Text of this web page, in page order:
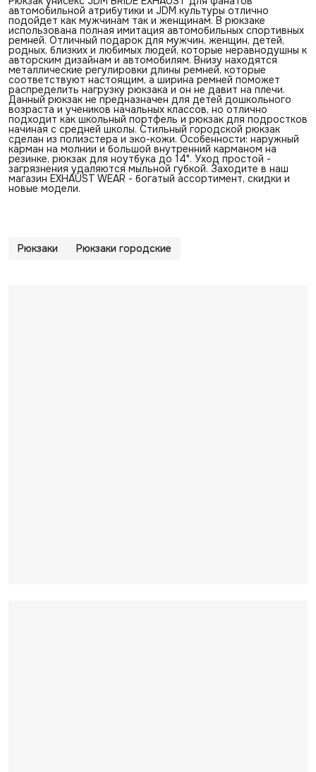
автомобильной атрибутики и JDM культуры отлично
подойдет как мужчинам так и женщинам. В рюкзаке
использована полная имитация автомобильных спортивных
ремней. Отличный подарок для мужчин, женщин, детей,
родных, близких и любимых людей, которые неравнодушны к
авторским дизайнам и автомобилям. Внизу находятся
металлические регулировки длины ремней, которые
соответствуют настоящим, а ширина ремней поможет
распределить нагрузку рюкзака и он не давит на плечи.
Данный рюкзак не предназначен для детей дошкольного
возраста и учеников начальных классов, но отлично
подходит как школьный портфель и рюкзак для подростков
начиная с средней школы. Стильный городской рюкзак
сделан из полиэстера и эко-кожи. Особенности: наружный
карман на молнии и большой внутренний карманом на
резинке, рюкзак для ноутбука до 14". Уход простой -
загрязнения удаляются мыльной губкой. Заходите в наш
магазин EXHAUST WEAR - богатый ассортимент, скидки и
новые модели.
Рюкзаки Рюкзаки городские